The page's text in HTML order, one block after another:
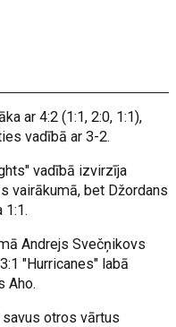
ar 4:2 (1:1, 2:0, 1:1),
vadībā ar 3-2.
vadībā izvirzīja
vairākumā, bet Džordans
1:1.
Andrejs Svečņikovs
"Hurricanes" labā
Aho.
otros vārtus